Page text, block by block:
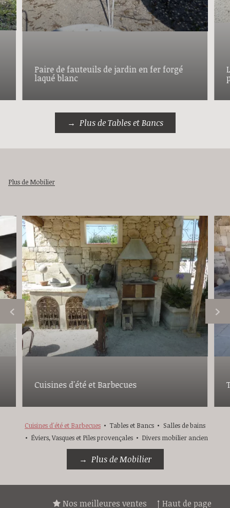
Paire de fauteuils de jardin en fer forgé
laqué blanc
Plus de Tables et Bancs
Plus de Mobilier
Cuisines d'été et Barbecues
Cuisines d'été et Barbecues Tables et Bancs
Salles de bains
Éviers, Vasques et Piles provençales
Divers mobilier ancien
Plus de Mobilier
↑ Haut de page
Nos meilleures ventes